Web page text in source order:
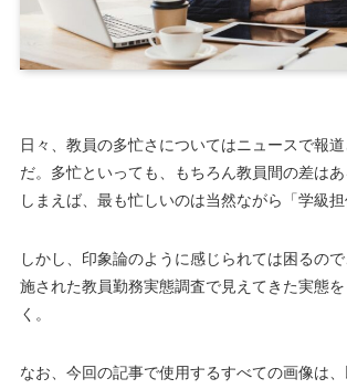
日々、教員の多忙さについてはニュースで報
だ。多忙といっても、もちろん教員間の差は
しまえば、最も忙しいのは当然ながら「学級担
しかし、印象論のように感じられては困るの
施された教員勤務実態調査で見えてきた実態
く。
なお、今回の記事で使用するすべての画像は